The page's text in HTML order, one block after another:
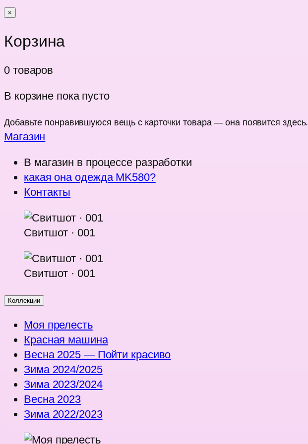
×
Корзина
0 товаров
В корзине пока пусто
Добавьте понравившуюся вещь с карточки товара — она появится здесь.
Магазин
В магазин в процессе разработки
какая она одежда MK580?
Контакты
Свитшот · 001
Свитшот · 001
Коллекции
Моя прелесть
Красная машина
Весна 2025 — Пойти красиво
Зима 2024/2025
Зима 2023/2024
Весна 2023
Зима 2022/2023